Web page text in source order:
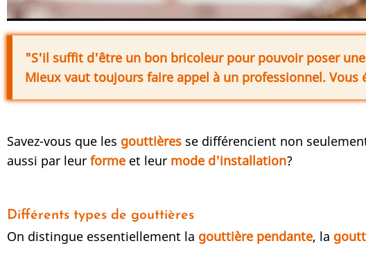
"S'il suffit d'être un bon bricoleur pour pouvoir poser une
Mieux vaut toujours faire appel à un professionnel.
Savez-vous que les gouttières se différencient non
aussi par leur forme et leur mode d'installation?
Différents types de gouttières
On distingue essentiellement la gouttière pendante, la